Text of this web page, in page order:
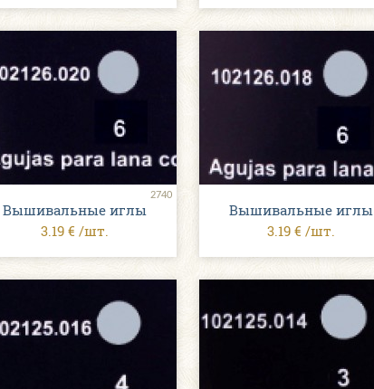
2740
Вышивальные иглы
3.19 € /шт.
Вышивальные иглы
3.19 € /шт.